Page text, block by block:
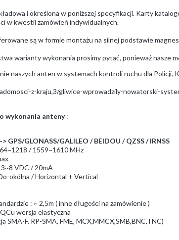
i określona w poniższej specyfikacji. Karty
w kwestii zamówień indywidualnych.
są w formie montażu na silnej podstawie
warianty wykonania prosimy pytać, ponieważ nasze
naszych anten w systemach kontroli ruchu dla
z-kraju,3/gliwice-wprowadzily-nowatorski-
wykonania anteny:
GPS/GLONASS/GALILEO / BEIDOU / QZSS / IRNSS
/ 1559~1610 MHz
VDC / 20mA
okólna / Horizontal + Vertical
: ~ 2,5m ( inne długości na zamówienie )
wersja elastyczna
SMA-F, RP-SMA, FME, MCX,MMCX,SMB,BNC,TNC)